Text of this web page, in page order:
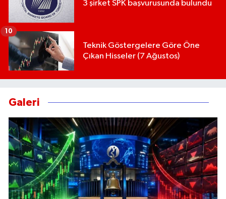
3 şirket SPK başvurusunda bulundu
Teknik Göstergelere Göre Öne
Çıkan Hisseler (7 Ağustos)
10
Galeri